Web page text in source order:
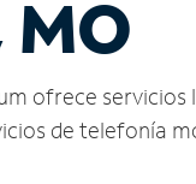
ofrece
de telefonía